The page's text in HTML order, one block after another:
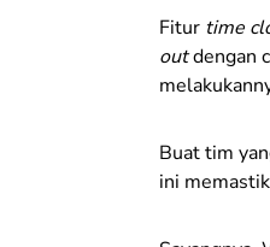
Fitur time
outdengan
Buat tim
ini